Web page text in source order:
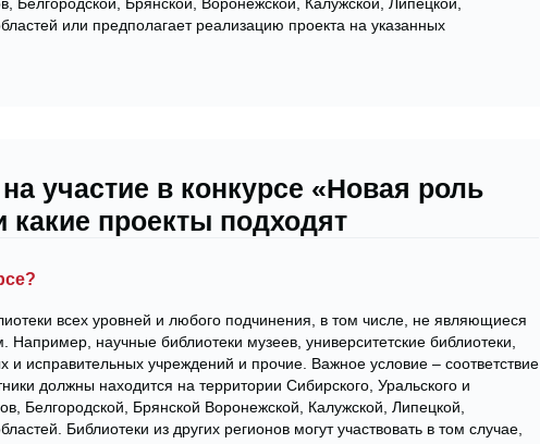
или предполагает реализацию проекта на указанных
участие в конкурсе «Новая роль
какие проекты подходят
всех уровней и любого подчинения, в том числе, не являющиеся
научные библиотеки музеев, университетские библиотеки,
и исправительных учреждений и прочие. Важное условие – соответствие
должны находится на территории Сибирского, Уральского и
Белгородской, Брянской Воронежской, Калужской, Липецкой,
Библиотеки из других регионов могут участвовать в том случае,